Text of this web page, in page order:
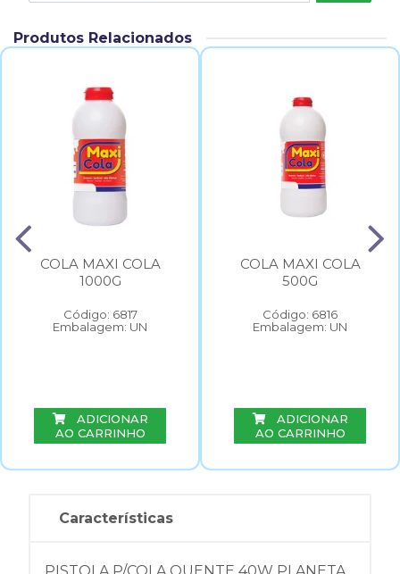
Produtos Relacionados
COLA MAXI COLA
1000G
Código: 6817
Embalagem: UN
ADICIONAR
AO CARRINHO
COLA MAXI COLA
500G
Código: 6816
Embalagem: UN
ADICIONAR
AO CARRINHO
Características